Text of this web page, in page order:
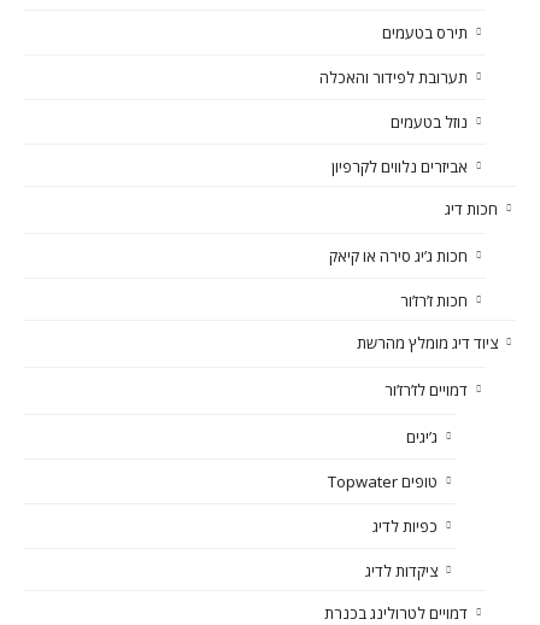
תירס בטעמים
תערובת לפידור והאכלה
נוזל בטעמים
אביזרים נלווים לקרפיון
חכות דיג
חכות ג’יג סירה או קיאק
חכות ז’רז’ור
ציוד דיג מומלץ מהרשת
דמויים לז’רז’ור
ג’יגים
טופים Topwater
כפיות לדיג
ציקדות לדיג
דמויים לטרולינג בכנרת